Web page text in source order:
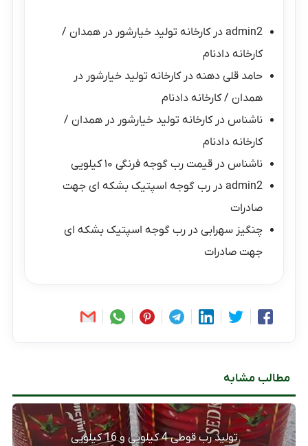
admin2 درکارخانه تولید خیارشور در همدان /
کارخانه دادنام
حامد قلی دهنه درکارخانه تولید خیارشور در
همدان / کارخانه دادنام
ناشناس درکارخانه تولید خیارشور در همدان /
کارخانه دادنام
ناشناس درقیمت رب گوجه فرنگی ۱۰ کیلویی
admin2 دررب گوجه اسپتیک بشکه ای جهت
صادرات
چنگیز سهرابی دررب گوجه اسپتیک بشکه ای
جهت صادرات
مطالب مشابه
تولید رب قوطی 4 کیلویی و 16 کیلویی